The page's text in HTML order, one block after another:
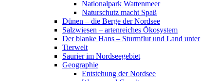
Nationalpark Wattenmeer
Naturschutz macht Spaß
Dünen – die Berge der Nordsee
Salzwiesen – artenreiches Ökosystem
Der blanke Hans – Sturmflut und Land unter
Tierwelt
Saurier im Nordseegebiet
Geographie
Entstehung der Nordsee